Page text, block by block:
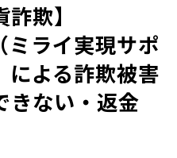
欺】
ライ実現サポ
による詐欺被害
きない・返金